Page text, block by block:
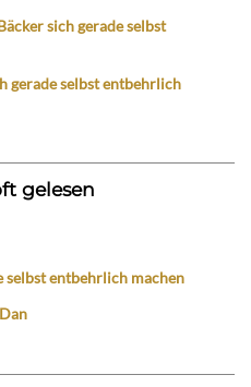
sich gerade selbst
gerade selbst entbehrlich
gelesen
selbst entbehrlich machen